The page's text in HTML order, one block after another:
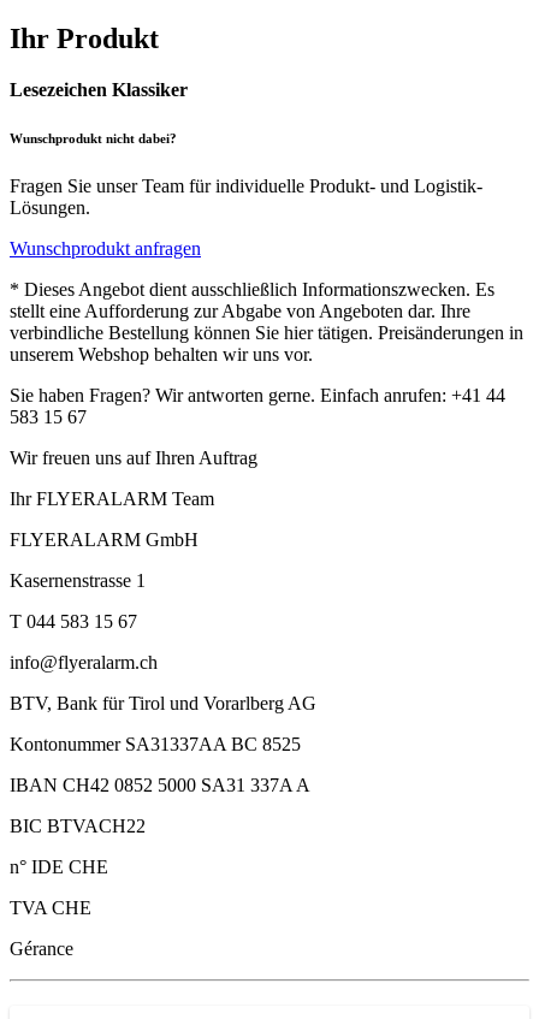
Ihr Produkt
Lesezeichen Klassiker
Wunschprodukt nicht dabei?
Fragen Sie unser Team für individuelle Produkt- und Logistik-
Lösungen.
Wunschprodukt anfragen
* Dieses Angebot dient ausschließlich Informationszwecken. Es
stellt eine Aufforderung zur Abgabe von Angeboten dar. Ihre
verbindliche Bestellung können Sie hier tätigen. Preisänderungen in
unserem Webshop behalten wir uns vor.
Sie haben Fragen? Wir antworten gerne. Einfach anrufen: +41 44
583 15 67
Wir freuen uns auf Ihren Auftrag
Ihr FLYERALARM Team
FLYERALARM GmbH
Kasernenstrasse 1
T 044 583 15 67
info@flyeralarm.ch
BTV, Bank für Tirol und Vorarlberg AG
Kontonummer SA31337AA BC 8525
IBAN CH42 0852 5000 SA31 337A A
BIC BTVACH22
n° IDE CHE
TVA CHE
Gérance